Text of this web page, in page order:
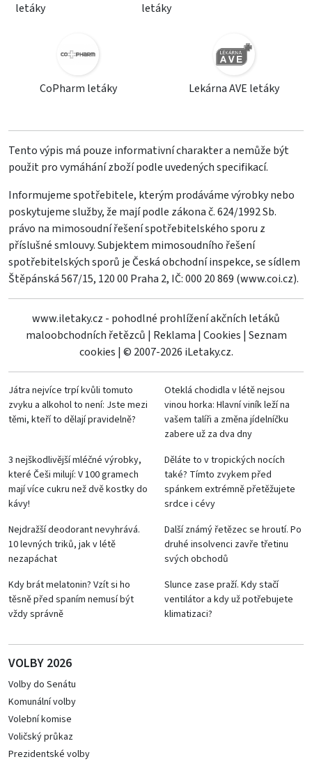
letáky
letáky
CoPharm letáky Lekárna AVE letáky
Tento výpis má pouze informativní charakter a nemůže být
použit pro vymáhání zboží podle uvedených specifikací.
Informujeme spotřebitele, kterým prodáváme výrobky nebo
poskytujeme služby, že mají podle zákona č. 624/1992 Sb.
právo na mimosoudní řešení spotřebitelského sporu z
příslušné smlouvy. Subjektem mimosoudního řešení
spotřebitelských sporů je Česká obchodní inspekce, se sídlem
Štěpánská 567/15, 120 00 Praha 2, IČ: 000 20 869 (www.coi.cz).
www.iletaky.cz - pohodlné prohlížení akčních letáků
maloobchodních řetězců | Reklama | Cookies | Seznam
cookies | © 2007-2026 iLetaky.cz.
Játra nejvíce trpí kvůli tomuto
zvyku a alkohol to není: Jste mezi
těmi, kteří to dělají pravidelně?
Oteklá chodidla v létě nejsou
vinou horka: Hlavní viník leží na
vašem talíři a změna jídelníčku
zabere už za dva dny
3 nejškodlivější mléčné výrobky,
které Češi milují: V 100 gramech
mají více cukru než dvě kostky do
kávy!
Děláte to v tropických nocích
také? Tímto zvykem před
spánkem extrémně přetěžujete
srdce i cévy
Nejdražší deodorant nevyhrává.
10 levných triků, jak v létě
nezapáchat
Další známý řetězec se hroutí. Po
druhé insolvenci zavře třetinu
svých obchodů
Kdy brát melatonin? Vzít si ho
těsně před spaním nemusí být
vždy správně
Slunce zase praží. Kdy stačí
ventilátor a kdy už potřebujete
klimatizaci?
VOLBY 2026
Volby do Senátu
Komunální volby
Volební komise
Voličský průkaz
Prezidentské volby